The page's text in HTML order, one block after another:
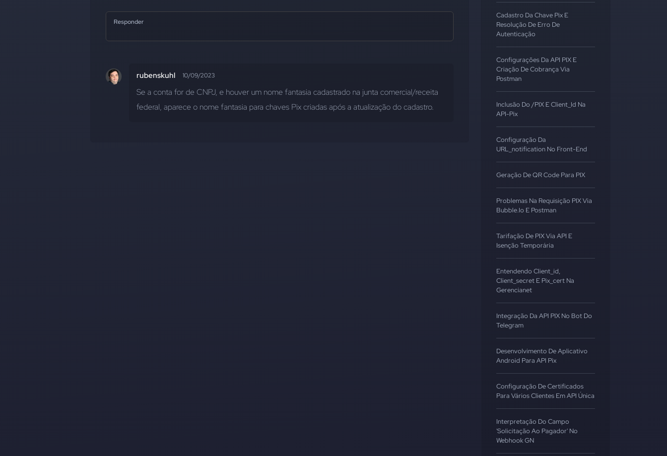
Responder
rubenskuhl 10/09/2023
Se a conta for de CNPJ, e houver um nome fantasia cadastrado na junta comercial/receita
federal, aparece o nome fantasia para chaves Pix criadas após a atualização do cadastro.
Cadastro Da Chave Pix E
Resolução De Erro De
Autenticação
Configurações Da API PIX E
Criação De Cobrança Via
Postman
Inclusão Do /PIX E Client_Id Na
API-Pix
Configuração Da
URL_notification No Front-End
Geração De QR Code Para PIX
Problemas Na Requisição PIX Via
Bubble.io E Postman
Tarifação De PIX Via API E
Isenção Temporária
Entendendo Client_id,
Client_secret E Pix_cert Na
Gerencianet
Integração Da API PIX No Bot Do
Telegram
Desenvolvimento De Aplicativo
Android Para API Pix
Configuração De Certificados
Para Vários Clientes Em API Única
Interpretação Do Campo
'Solicitação Ao Pagador' No
Webhook GN